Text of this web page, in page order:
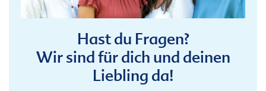
Hast du Fragen?
Wir sind für dich und deinen
Liebling da!